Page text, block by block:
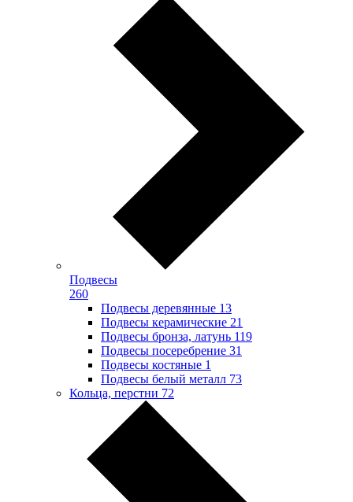
Подвесы
260
Подвесы деревянные 13
Подвесы керамические 21
Подвесы бронза, латунь 119
Подвесы посеребрение 31
Подвесы костяные 1
Подвесы белый металл 73
Кольца, перстни 72